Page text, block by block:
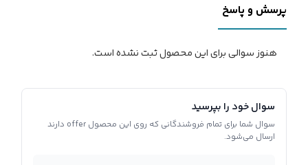
پرسش و پاسخ
هنوز سوالی برای این محصول ثبت نشده است.
سوال خود را بپرسید
سوال شما برای تمام فروشندگانی که روی این محصول offer دارند
ارسال می‌شود.